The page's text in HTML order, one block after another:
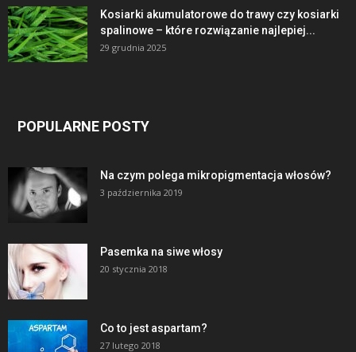
Kosiarki akumulatorowe do trawy czy kosiarki
spalinowe – które rozwiązanie najlepiej...
29 grudnia 2025
POPULARNE POSTY
Na czym polega mikropigmentacja włosów?
3 października 2019
Pasemka na siwe włosy
20 stycznia 2018
Co to jest aspartam?
27 lutego 2018